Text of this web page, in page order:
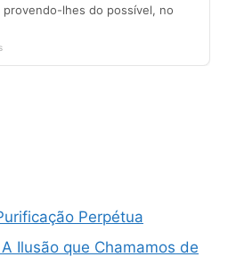
Perpétua
Ilusão que Chamamos de